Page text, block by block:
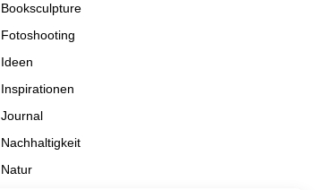
Booksculpture
Fotoshooting
Ideen
Inspirationen
Journal
Nachhaltigkeit
Natur